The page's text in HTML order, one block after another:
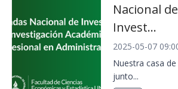
Nacional de
Invest...
2025-05-07
Nuestra casa
junto...